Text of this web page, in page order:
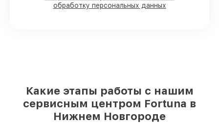
Новгороде, остальные приходят
обработку персональных данных
Какие этапы работы с нашим
сервисным центром Fortuna в
Нижнем Новгороде